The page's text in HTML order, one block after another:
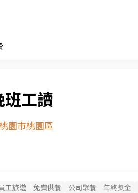
班工讀
桃園市桃園區
員工旅遊 免費供餐 公司聚餐 年終獎金